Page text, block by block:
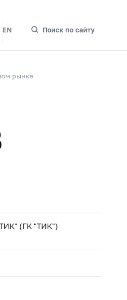
EN Поиск по сайту
рынке
(ГК "ТИК")